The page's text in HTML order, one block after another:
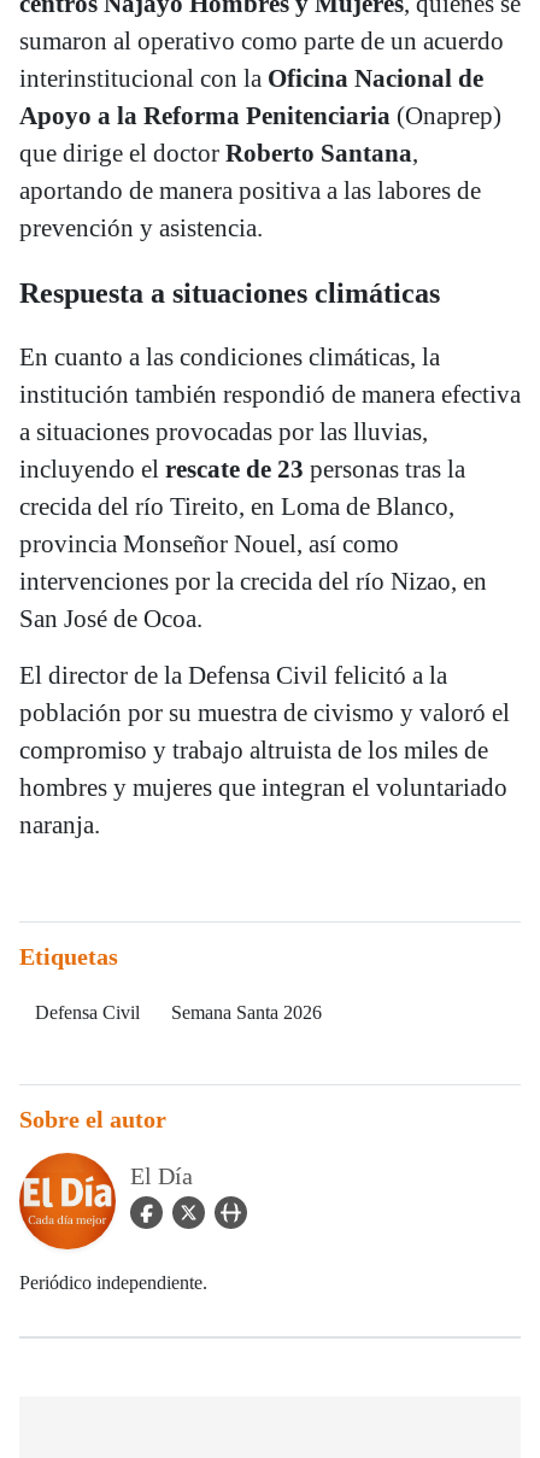
sumaron al operativo como parte de un acuerdo
interinstitucional con la Oficina Nacional de
Apoyo a la Reforma Penitenciaria (Onaprep)
que dirige el doctor Roberto Santana,
aportando de manera positiva a las labores de
prevención y asistencia.
Respuesta a situaciones climáticas
En cuanto a las condiciones climáticas, la
institución también respondió de manera efectiva
a situaciones provocadas por las lluvias,
incluyendo el rescate de 23 personas tras la
crecida del río Tireito, en Loma de Blanco,
provincia Monseñor Nouel, así como
intervenciones por la crecida del río Nizao, en
San José de Ocoa.
El director de la Defensa Civil felicitó a la
población por su muestra de civismo y valoró el
compromiso y trabajo altruista de los miles de
hombres y mujeres que integran el voluntariado
naranja.
Etiquetas
Defensa Civil Semana Santa 2026
Sobre el autor
El Día
facebook Icon
twitter Iconuser_url Icon
Periódico independiente.